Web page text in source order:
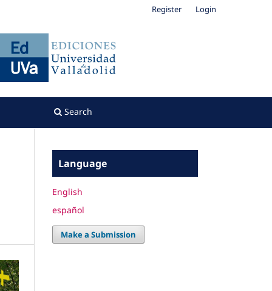
Search
Register Login
Language
English
español
Make a Submission